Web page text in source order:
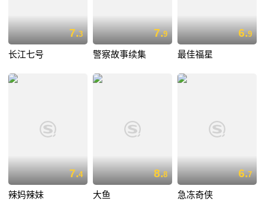
7.3
长江七号
7.9
警察故事续集
6.9
最佳福星
7.4
辣妈辣妹
8.8
大鱼
6.7
急冻奇侠